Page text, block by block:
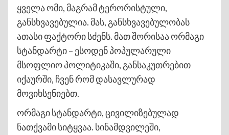
ყველა ომი, მაგრამ ტერორისტული,
განსხვავებულია. მას, განსხვავებულობას
ათასი ფაქტორი სძენს. მათ შორისაა ორმაგი
სტანდარტი – ესოდენ პოპულარული
მსოფლიო პოლიტიკაში, განსაკუთრებით
იქაურში, ჩვენ რომ დასავლურად
მოვიხსენიებთ.
ორმაგი სტანდარტი, ცივილიზებულად
ნათქვამი სიტყვაა. სინამდვილეში,